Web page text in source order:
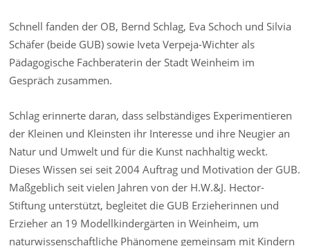
Schnell fanden der OB, Bernd Schlag, Eva Schoch und Silvia
Schäfer (beide GUB) sowie Iveta Verpeja-Wichter als
Pädagogische Fachberaterin der Stadt Weinheim im
Gespräch zusammen.
Schlag erinnerte daran, dass selbständiges Experimentieren
der Kleinen und Kleinsten ihr Interesse und ihre Neugier an
Natur und Umwelt und für die Kunst nachhaltig weckt.
Dieses Wissen sei seit 2004 Auftrag und Motivation der GUB.
Maßgeblich seit vielen Jahren von der H.W.&J. Hector-
Stiftung unterstützt, begleitet die GUB Erzieherinnen und
Erzieher an 19 Modellkindergärten in Weinheim, um
naturwissenschaftliche Phänomene gemeinsam mit Kindern